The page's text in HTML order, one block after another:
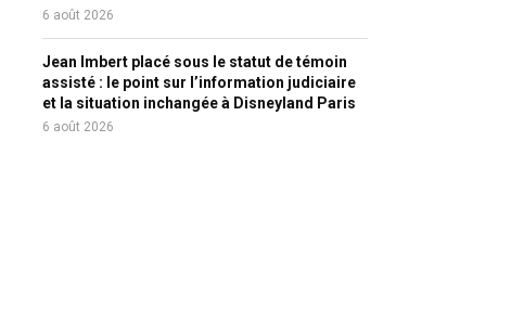
6 août 2026
Jean Imbert placé sous le statut de témoin
assisté : le point sur l’information judiciaire
et la situation inchangée à Disneyland Paris
6 août 2026